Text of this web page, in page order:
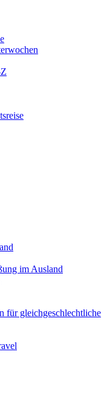
im Ausland
für gleichgeschlechtliche